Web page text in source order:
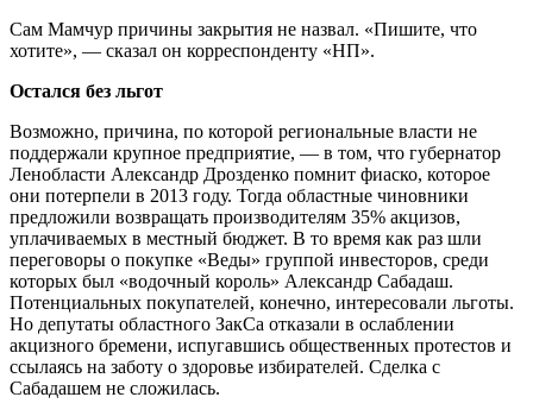
Сам Мамчур причины закрытия не назвал. «Пишите, что
хотите», — сказал он корреспонденту «НП».
Остался без льгот
Возможно, причина, по которой региональные власти не
поддержали крупное предприятие, — в том, что губернатор
Ленобласти Александр Дрозденко помнит фиаско, которое
они потерпели в 2013 году. Тогда областные чиновники
предложили возвращать производителям 35% акцизов,
уплачиваемых в местный бюджет. В то время как раз шли
переговоры о покупке «Веды» группой инвесторов, среди
которых был «водочный король» Александр Сабадаш.
Потенциальных покупателей, конечно, интересовали льготы.
Но депутаты областного ЗакСа отказали в ослаблении
акцизного бремени, испугавшись общественных протестов и
ссылаясь на заботу о здоровье избирателей. Сделка с
Сабадашем не сложилась.